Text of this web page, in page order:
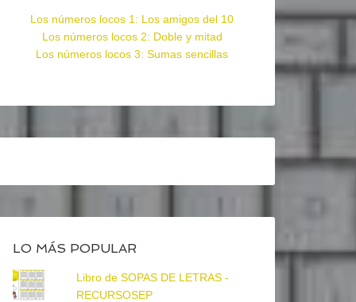
Los números locos 1: Los amigos del 10
Los números locos 2: Doble y mitad
Los números locos 3: Sumas sencillas
LO MÁS POPULAR
Libro de SOPAS DE LETRAS -
RECURSOSEP